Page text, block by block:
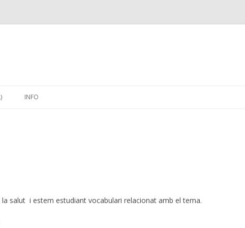
INFO
salut i estem estudiant vocabulari relacionat amb el tema.